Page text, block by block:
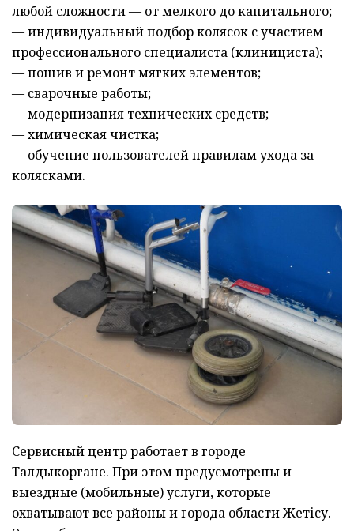
любой сложности — от мелкого до капитального;
— индивидуальный подбор колясок с участием
профессионального специалиста (клинициста);
— пошив и ремонт мягких элементов;
— сварочные работы;
— модернизация технических средств;
— химическая чистка;
— обучение пользователей правилам ухода за
колясками.
Сервисный центр работает в городе
Талдыкоргане. При этом предусмотрены и
выездные (мобильные) услуги, которые
охватывают все районы и города области Жетісу.